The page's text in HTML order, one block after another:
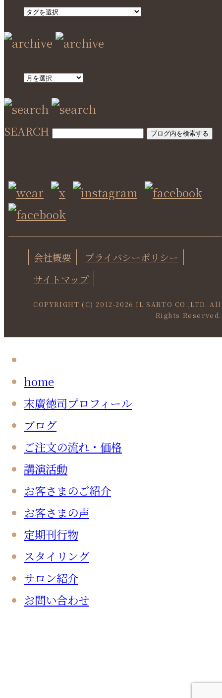
SEARCH
会社概要
プライバシーポリシー
サイトマップ
COPYRIGHT (C) 2012-2026 IL SARTO CO.,LTD. All
Rights Reserved.
home
末廣徳司プロフィール
ブログ
ご注文の流れ・価格
講演活動
お客さまのご紹介
お客さまの声
定期刊行物
スタイリング
サロン紹介
お問い合わせ